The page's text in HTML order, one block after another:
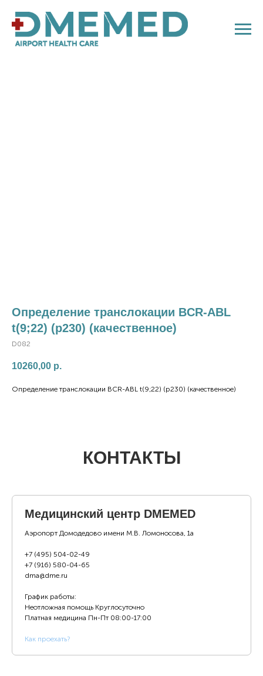
Определение транслокации BCR-ABL
t(9;22) (p230) (качественное)
D082
10260,00 р.
Определение транслокации BCR-ABL t(9;22) (p230) (качественное)
КОНТАКТЫ
Медицинский центр DMEMED
Аэропорт Домодедово имени М.В. Ломоносова, 1а
+7 (495) 504-02-49
+7 (916) 580-04-65
dma@dme.ru
График работы:
Неотложная помощь Круглосуточно
Платная медицина Пн-Пт 08:00-17:00
Как проехать?